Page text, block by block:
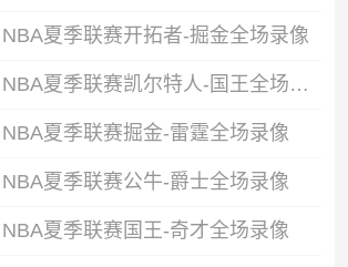
夏季联赛开拓者-掘金全场录像
07月16日NBA夏季联赛凯尔特人-国王全场录像
夏季联赛掘金-雷霆全场录像
夏季联赛公牛-爵士全场录像
夏季联赛国王-奇才全场录像